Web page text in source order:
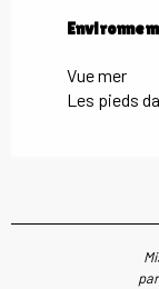
Vue mer
Les pieds